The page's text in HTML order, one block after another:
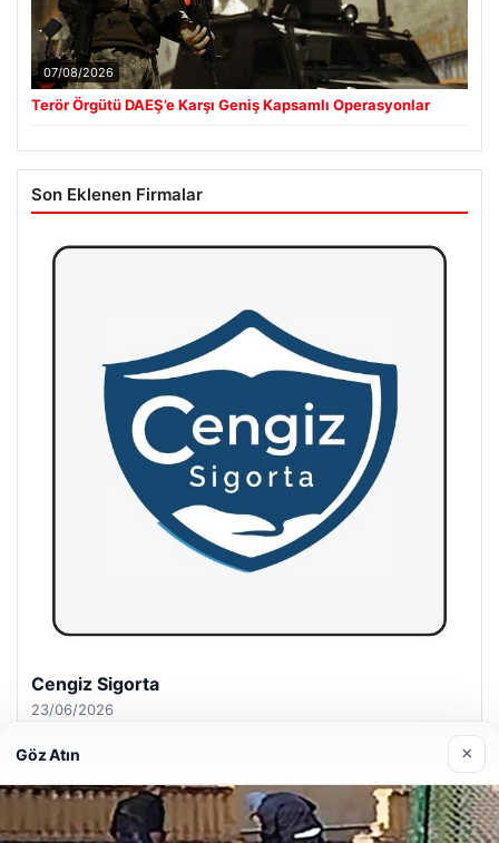
07/08/2026
Terör Örgütü DAEŞ’e Karşı Geniş Kapsamlı Operasyonlar
Son Eklenen Firmalar
Hastaş Beton
26/05/2026
Göz Atın ×